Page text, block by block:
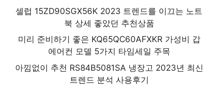
셀럽 15ZD90SGX56K 2023 트렌드를 이끄는 노트
북 상세 좋았던 추천상품
미리 준비하기 좋은 KQ65QC60AFXKR 가성비 갑
에어컨 모델 5가지 타임세일 주목
아낌없이 추천 RS84B5081SA 냉장고 2023년 최신
트렌드 분석 사용후기